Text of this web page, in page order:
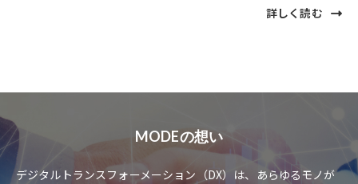
詳しく読む
Click
MODEの想い
デジタルトランスフォーメーション（DX）は、あらゆるモノが